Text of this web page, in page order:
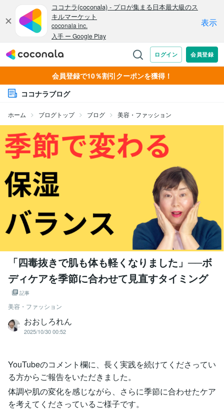
会員登録で10％割引クーポンを獲得！
ココナラブログ
ホーム ブログトップ ブログ 美容・ファッション
「四毒抜きで肌も体も軽くなりました」──ボ
ディケアを季節に合わせて見直すタイミング
記事
美容・ファッション
おおしろれん
2025/10/30 00:52
YouTubeのコメント欄に、長く実践を続けてくださってい
る方からご報告をいただきました。
体調や肌の変化を感じながら、さらに季節に合わせたケア
を考えてくださっているご様子です。